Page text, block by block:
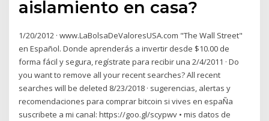
aislamiento en casa?
1/20/2012 · www.LaBolsaDeValoresUSA.com "The Wall Street"
en Español. Donde aprenderás a invertir desde $10.00 de
forma fácil y segura, regístrate para recibir una 2/4/2011 · Do
you want to remove all your recent searches? All recent
searches will be deleted 8/23/2018 · sugerencias, alertas y
recomendaciones para comprar bitcoin si vives en espaÑa
suscribete a mi canal: https://goo.gl/scypwv • mis datos de